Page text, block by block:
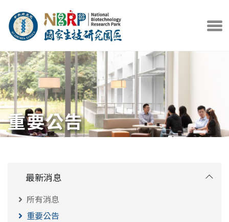
中央研究院官方網站 打開選
重要公告
最新消息
所有消息
重要公告